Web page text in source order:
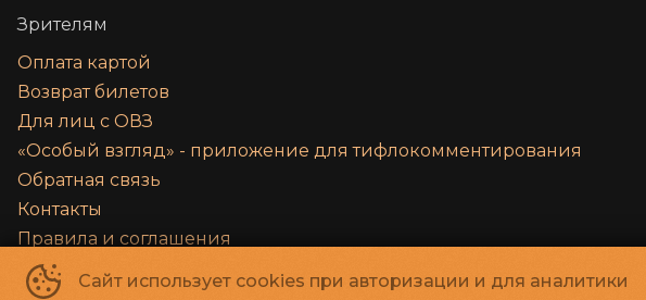
Сайт использует cookies при авторизации и для аналитики
Зрителям
Оплата картой
Возврат билетов
Для лиц с ОВЗ
«‎Особый взгляд» - приложение для тифлокомментирования
Обратная связь
Контакты
Правила и соглашения